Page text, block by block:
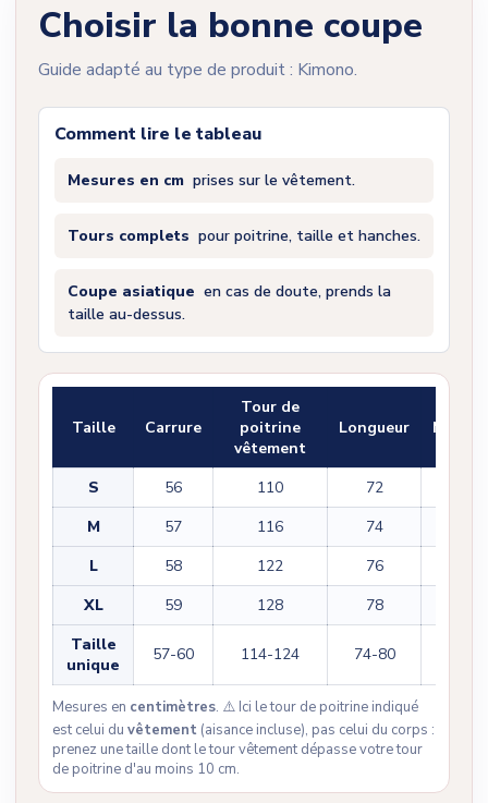
Choisir la bonne coupe
Guide adapté au type de produit : Kimono.
Comment lire le tableau
Mesures en cm prises sur le vêtement.
Tours complets pour poitrine, taille et hanches.
Coupe asiatique en cas de doute, prends la
taille au-dessus.
Taille Carrure
Tour de
poitrine
vêtement
Longueur
S 56 110 72
M
57 116 74
L
58 122 76
XL
59 128 78
Taille
unique
57-60 114-124 74-80
Mesures en centimètres. ⚠️ Ici le tour de poitrine indiqué
est celui du vêtement (aisance incluse), pas celui du corps :
prenez une taille dont le tour vêtement dépasse votre tour
de poitrine d'au moins 10 cm.